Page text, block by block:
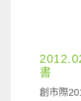
書
創市際